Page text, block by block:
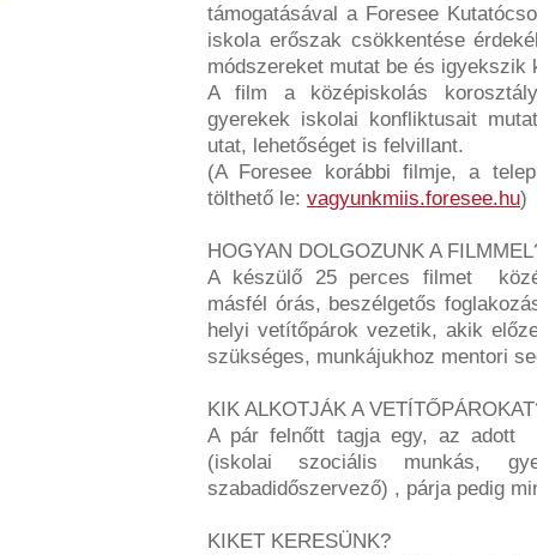
támogatásával a Foresee
iskola erőszak csökkentése
módszereket mutat be és
A film a középiskolás
gyerekek iskolai konfliktusait
utat, lehetőséget is felvillant.
(A Foresee korábbi filmje, a
tölthető le: vagyunkmiis.foresee.hu)
HOGYAN DOLGOZUNK A
A készülő 25 perces filmet
másfél órás, beszélgetős
helyi vetítőpárok vezetik, akik
szükséges, munkájukhoz mentori
KIK ALKOTJÁK A
A pár felnőtt tagja egy, az adott
(iskolai szociális munkás,
szabadidőszervező) , párja pedig
KIKET KERESÜNK?